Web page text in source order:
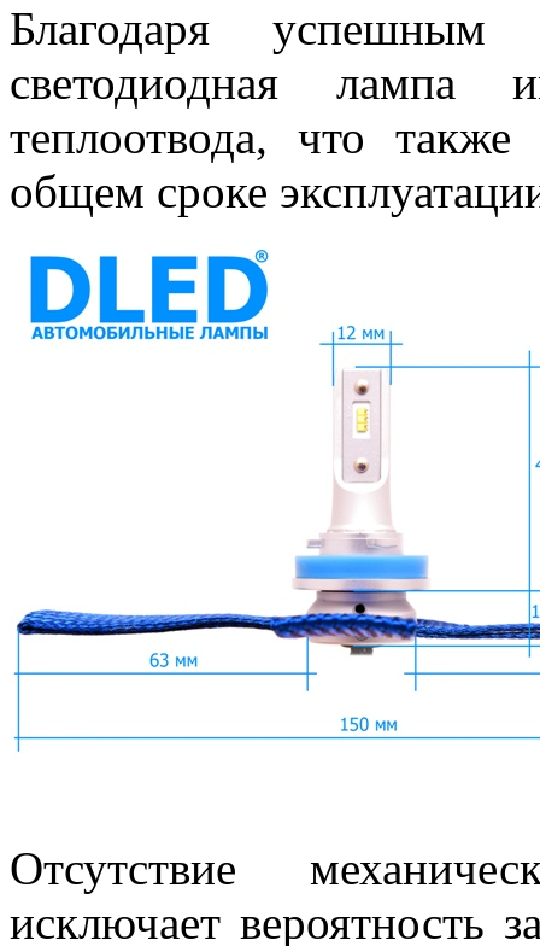
Благодаря успешным
светодиодная лампа
теплоотвода, что также
общем сроке
Отсутствие
исключает вероятность